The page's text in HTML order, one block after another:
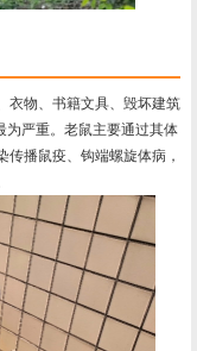
衣物、书籍文具、毁坏建筑
为严重。老鼠主要通过其体
播鼠疫、钩端螺旋体病，